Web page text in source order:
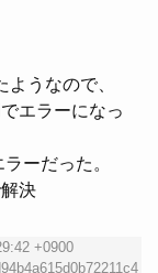
うなので、
エラーになっ
ーだった。
決
+0900